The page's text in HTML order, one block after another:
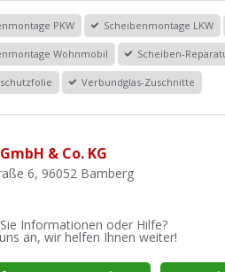
PKW Scheibenmontage LKW
Wohnmobil Scheiben-
Verbundglas-Zuschnitte
& Co. KG
6, 96052 Bamberg
Informationen oder Hilfe?
an, wir helfen Ihnen weiter!